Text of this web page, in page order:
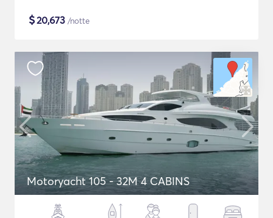
$20,673 /notte
Motoryacht 105 - 32M 4 CABINS